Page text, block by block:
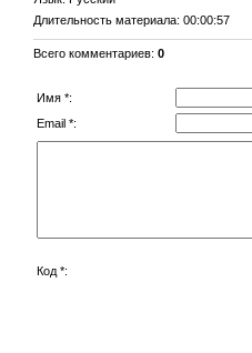
Длительность материала: 00:00:57
Всего комментариев:0
Имя *:
Email *:
Код *: